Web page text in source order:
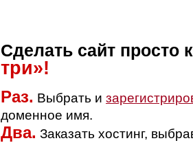
Сделать сайт просто
три»!
Раз. Выбрать и
доменное имя.
Два. Заказать хостинг,